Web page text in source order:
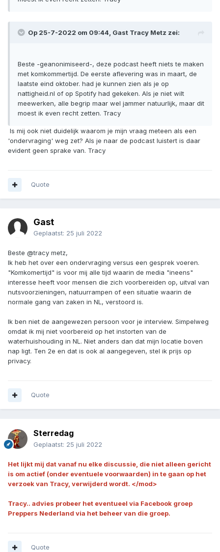
Op 25-7-2022 om 09:44, Gast Tracy Metz zei:
Beste -geanonimiseerd-, deze podcast heeft niets te maken
met komkommertijd. De eerste aflevering was in maart, de
laatste eind oktober. had je kunnen zien als je op
nattigheid.nl of op Spotify had gekeken. Als je niet wilt
meewerken, alle begrip maar wel jammer natuurlijk, maar dit
moest ik even recht zetten. Tracy
Is mij ook niet duidelijk waarom je mijn vraag meteen als een
'ondervraging' weg zet? Als je naar de podcast luistert is daar
evident geen sprake van. Tracy
Quote
Gast
Geplaatst: 25 juli 2022
Beste @tracy metz,
Ik heb het over een ondervraging versus een gesprek voeren.
"Komkomertijd" is voor mij alle tijd waarin de media "ineens"
interesse heeft voor mensen die zich voorbereiden op, uitval van
nutsvoorzieningen, natuurrampen of een situatie waarin de
normale gang van zaken in NL, verstoord is.
Ik ben niet de aangewezen persoon voor je interview. Simpelweg
omdat ik mij niet voorbereid op het instorten van de
waterhuishouding in NL. Niet anders dan dat mijn locatie boven
nap ligt. Ten 2e en dat is ook al aangegeven, stel ik prijs op
privacy.
Quote
Sterredag
Geplaatst: 25 juli 2022
Het lijkt mij dat vanaf nu elke discussie, die niet alleen gericht
is om actief (onder eventuele voorwaarden) in te gaan op het
verzoek van Tracy, verwijderd wordt. </mod>
Tracy.. advies probeer het eventueel via Facebook groep
Preppers Nederland via het beheer van die groep.
Quote